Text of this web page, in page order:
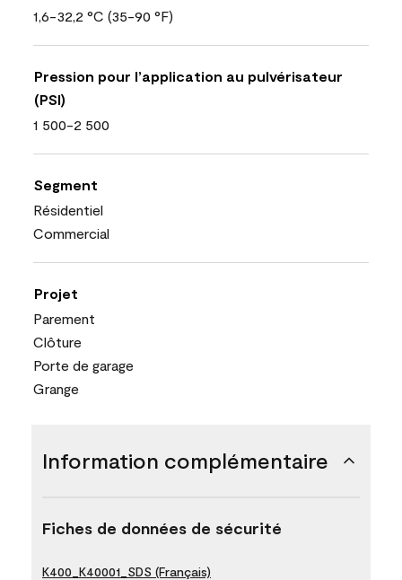
1,6-32,2 °C (35-90 °F)
Pression pour l’application au pulvérisateur
(PSI)
1 500-2 500
Segment
Résidentiel
Commercial
Projet
Parement
Clôture
Porte de garage
Grange
Information complémentaire
Fiches de données de sécurité
K400_K40001_SDS (Français)